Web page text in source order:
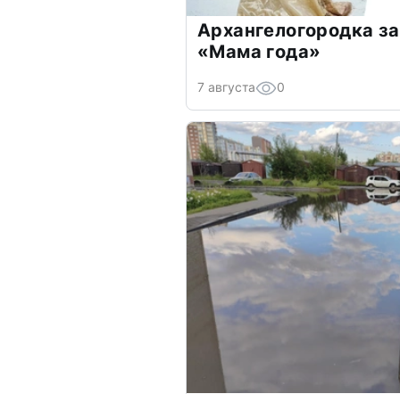
Архангелогородка
«Мама года»
7 августа 0